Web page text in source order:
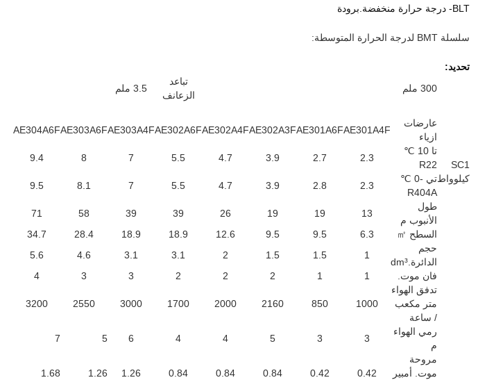
BLT- درجة حرارة منخفضة.برودة
سلسلة BMT لدرجة الحرارة المتوسطة:
تحديد:
300 ملم
تباعد
الزعانف
3.5 ملم
عارضات
ازياء
AE301A4F
AE301A6F
AE302A3F
AE302A4F
AE302A6F
AE303A4F
AE303A6F
AE304A6F
SC1
كيلوواط
تا 10 ℃
R22
2.3
2.7
3.9
4.7
5.5
7
8
9.4
تي -0 ℃
R404A
2.3
2.8
3.9
4.7
5.5
7
8.1
9.5
طول
الأنبوب م
13
19
19
26
39
39
58
71
السطح ㎡
6.3
9.5
9.5
12.6
18.9
18.9
28.4
34.7
حجم
الدائرة.dm³
1
1.5
1.5
2
3.1
3.1
4.6
5.6
فان موت.
1
1
2
2
2
3
3
4
تدفق الهواء
متر مكعب
/ ساعة
1000
850
2160
2000
1700
3000
2550
3200
رمي الهواء
م
3
3
5
4
4
6
5
7
مروحة
موت. أمبير
0.42
0.42
0.84
0.84
0.84
1.26
1.26
1.68